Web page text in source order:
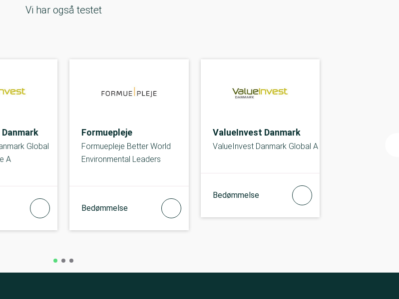
Vi har også testet
Global
A
Formuepleje
Formuepleje Better World
Environmental Leaders
Bedømmelse
ValueInvest Danmark
ValueInvest Danmark Global A
Bedømmelse